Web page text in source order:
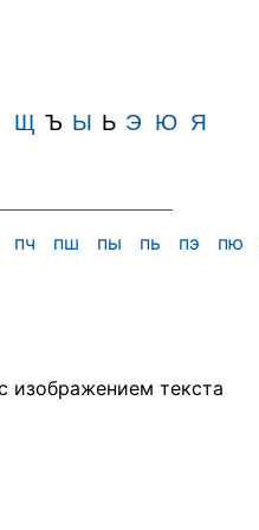
Щ Ъ Ы Ь Э Ю Я
пч пш пы пь пэ пю